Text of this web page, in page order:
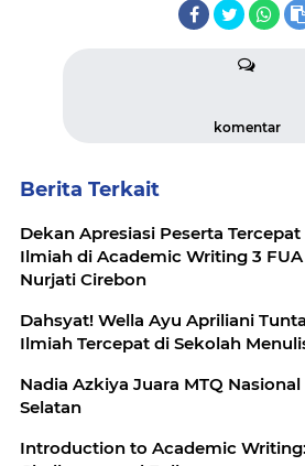
komentar
Berita Terkait
Dekan Apresiasi Peserta
Ilmiah di Academic Writing 3
Nurjati Cirebon
Dahsyat! Wella Ayu Apriliani
Ilmiah Tercepat di Sekolah
Nadia Azkiya Juara MTQ
Selatan
Introduction to Academic